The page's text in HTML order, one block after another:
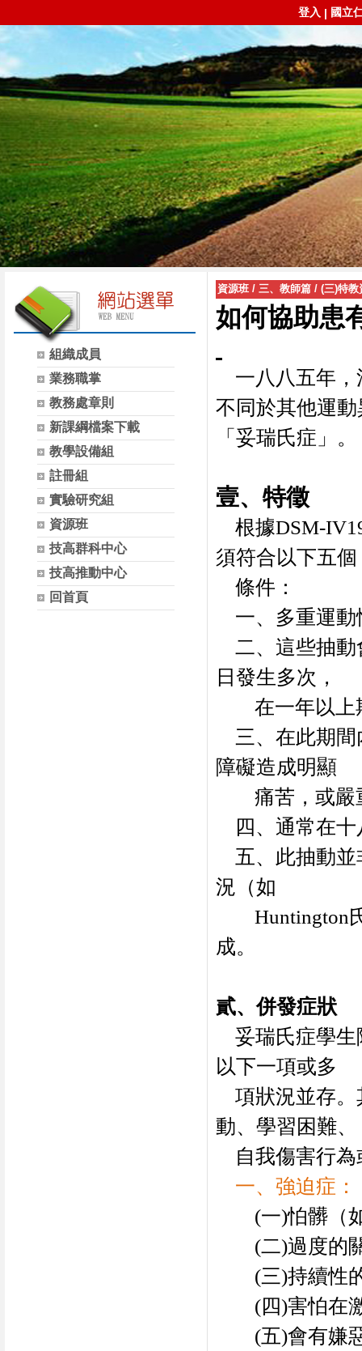
登入 | 國立
組織成員
業務職掌
教務處章則
新課綱檔案下載
教學設備組
註冊組
實驗研究組
資源班
技高群科中心
技高推動中心
回首頁
資源班 / 三、教師篇 / (三)特教
如何協助患
一八八五年
不同於其他運
「妥瑞氏症」。
壹、 特徵
根據DSM-
須符合以下五個
條件：
一、多重運
二、這些抽
日發生多次，
在一年以上
三、在此期
障礙造成明顯
痛苦，或嚴
四、通常在
五、此抽動
況（如
Huntington
成。
貳、併發症狀
妥瑞氏症學
以下一項或多
項狀況並存
動、學習困難、
自我傷害行
一、強迫症：
(一)怕髒（
(二)過度的
(三)持續性
(四)害怕在
(五)會有嫌